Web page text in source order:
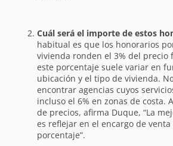
Cuál será el importe de estos
habitual es que los honorarios
vivienda ronden el 3% del precio
este porcentaje suele variar en
ubicación y el tipo de vivienda.
encontrar agencias cuyos
incluso el 6% en zonas de costa.
de precios, afirma Duque, “La
es reflejar en el encargo de venta
porcentaje”.